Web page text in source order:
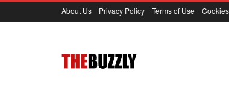
About Us Privacy Policy Terms of Use